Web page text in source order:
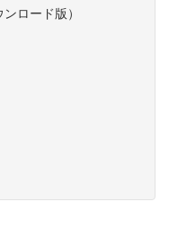
ロード版）